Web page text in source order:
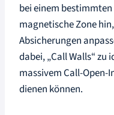
bei einem
magnetische Zone
Absicherungen
dabei, „Call Walls“
massivem Call-Open-
dienen können.